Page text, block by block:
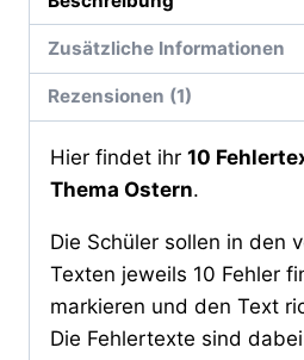
Zusätzliche Informationen
Rezensionen (1)
Hier findet ihr 10
Thema Ostern.
Die Schüler sollen in den
Texten jeweils 10 Fehler
markieren und den Text
Die Fehlertexte sind